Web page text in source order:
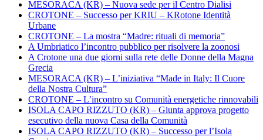
MESORACA (KR) – Nuova sede per il Centro Dialisi
CROTONE – Successo per KRIU – KRotone Identità
Urbane
CROTONE – La mostra “Madre: rituali di memoria”
A Umbriatico l’incontro pubblico per risolvere la zoonosi
A Crotone una due giorni sulla rete delle Donne della Magna
Grecia
MESORACA (KR) – L’iniziativa “Made in Italy: Il Cuore
della Nostra Cultura”
CROTONE – L’incontro su Comunità energetiche rinnovabili
ISOLA CAPO RIZZUTO (KR) – Giunta approva progetto
esecutivo della nuova Casa della Comunità
ISOLA CAPO RIZZUTO (KR) – Successo per l’Isola